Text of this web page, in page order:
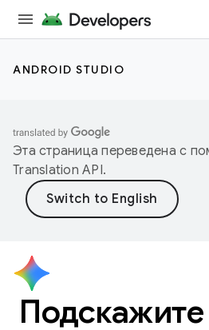
ANDROID STUDIO
Эта страница переведена с
Translation API.